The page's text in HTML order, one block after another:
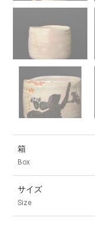
箱
Box
サイズ
Size